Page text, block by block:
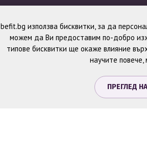
© 2026 BeFit. Всички
befit.bg използва бисквитки, за да
можем да Ви предоставим по-добро
типове бисквитки ще окаже влияние
научите повече,
ПРЕГЛЕД